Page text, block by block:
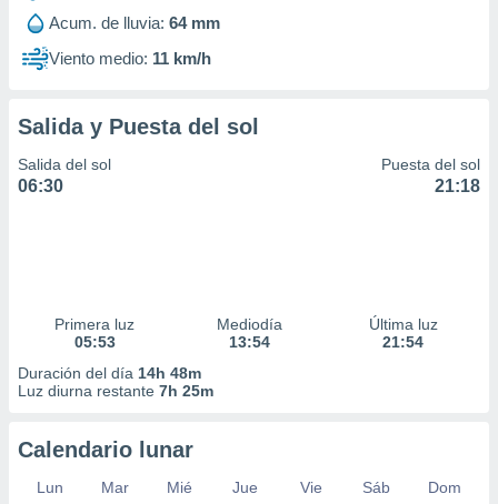
Acum. de lluvia: 64 mm
Viento medio: 11 km/h
Salida y Puesta del sol
Salida del sol
06:30
Puesta del sol
21:18
Primera luz
05:53
Mediodía
13:54
Última luz
21:54
Duración del día 14h 48m
Luz diurna restante 7h 25m
Calendario lunar
Lun Mar Mié Jue Vie Sáb
Dom